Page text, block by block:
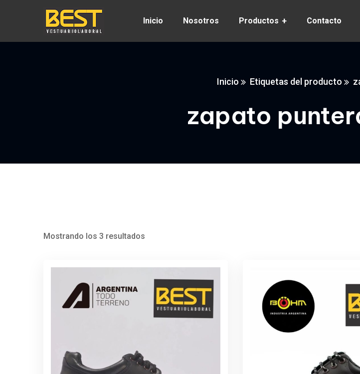
Inicio Nosotros Productos Contacto
Inicio Etiquetas del producto
zapato
Mostrando los 3 resultados